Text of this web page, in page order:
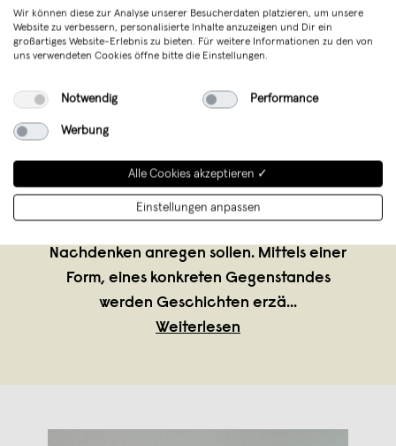
zita products,Blaichach
fertigt schlichte Einrichtungsgegenstände
und Wohnaccessoires, welche
Nachdenken anregen sollen. Mittels einer
Form, eines konkreten Gegenstandes
werden Geschichten erzä...
Weiterlesen
Wir können diese zur Analyse unserer Besucherdaten platzieren, um unsere
Website zu verbessern, personalisierte Inhalte anzuzeigen und Dir ein
großartiges Website-Erlebnis zu bieten. Für weitere Informationen zu den von
uns verwendeten Cookies öffne bitte die Einstellungen.
Notwendig Performance
Werbung
Alle Cookies akzeptieren ✓
Einstellungen anpassen